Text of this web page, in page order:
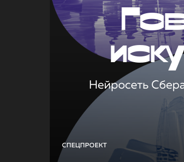
СПЕЦПРОЕКТ
Нейросеть